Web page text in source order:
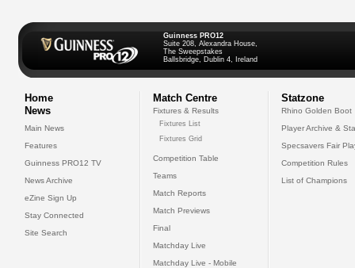
Guinness PRO12
Suite 208, Alexandra House,
The Sweepstakes
Ballsbridge, Dublin 4, Ireland
Home
News
Main News
Features
Guinness PRO12 TV
News Archive
eZine Sign Up
Stay Connected
Site Search
Match Centre
Fixtures & Results
Fixtures List
Fixtures Grid
Competition Table
Teams
Match Reports
Match Previews
Final
Matchday Live
Matchday Live - Mobile
Statzone
Rhino Golden Boot
Player Archive &
Specsavers Fair
Competition Rules
List of Champions